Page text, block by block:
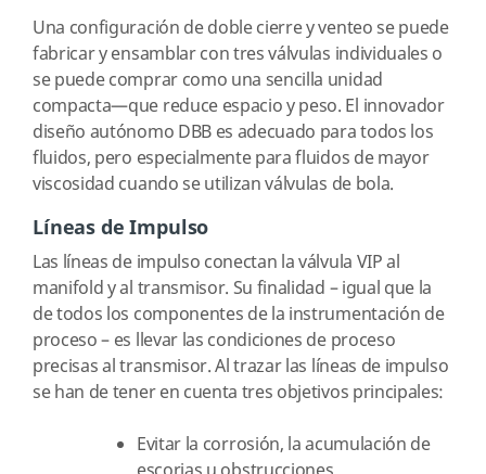
Una configuración de doble cierre y venteo se puede
fabricar y ensamblar con tres válvulas individuales o
se puede comprar como una sencilla unidad
compacta—que reduce espacio y peso. El innovador
diseño autónomo DBB es adecuado para todos los
fluidos, pero especialmente para fluidos de mayor
viscosidad cuando se utilizan válvulas de bola.
Líneas de Impulso
Las líneas de impulso conectan la válvula VIP al
manifold y al transmisor. Su finalidad – igual que la
de todos los componentes de la instrumentación de
proceso – es llevar las condiciones de proceso
precisas al transmisor. Al trazar las líneas de impulso
se han de tener en cuenta tres objetivos principales:
Evitar la corrosión, la acumulación de